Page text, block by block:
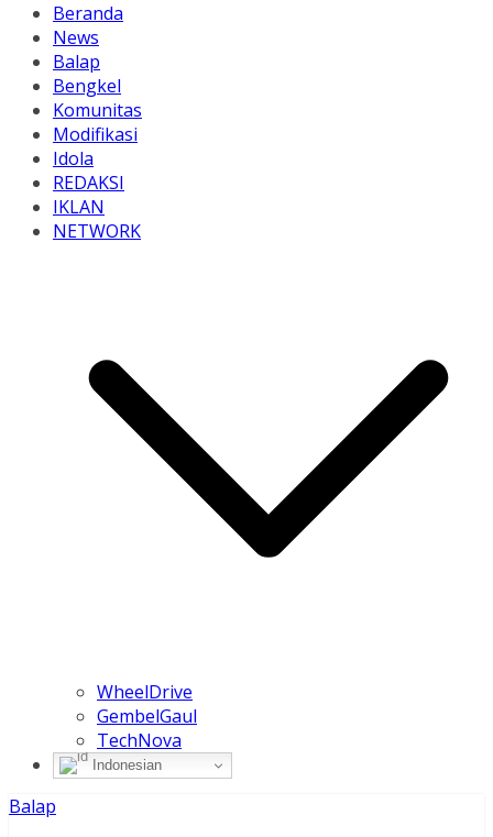
Beranda
News
Balap
Bengkel
Komunitas
Modifikasi
Idola
REDAKSI
IKLAN
NETWORK
WheelDrive
GembelGaul
TechNova
Indonesian
Balap